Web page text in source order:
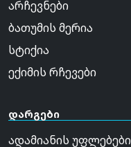
არჩევნები
ბათუმის მერია
სტიქია
ექიმის რჩევები
დარგები
ადამიანის უფლებები